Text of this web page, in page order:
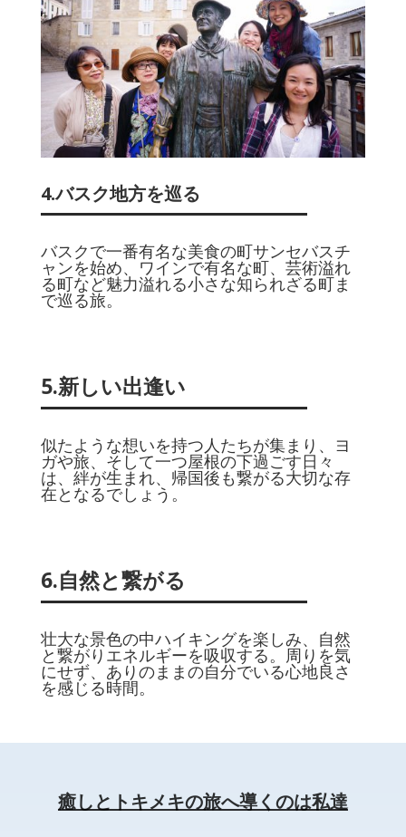
4.バスク地方を巡る
バスクで一番有名な美食の町サンセバスチ
ャンを始め、ワインで有名な町、芸術溢れ
る町など魅力溢れる小さな知られざる町ま
で巡る旅。
5.新しい出逢い
似たような想いを持つ人たちが集まり、ヨ
ガや旅、そして一つ屋根の下過ごす日々
は、絆が生まれ、帰国後も繋がる大切な存
在となるでしょう。
6.自然と繋がる
壮大な景色の中ハイキングを楽しみ、自然
と繋がりエネルギーを吸収する。周りを気
にせず、ありのままの自分でいる心地良さ
を感じる時間。
癒しとトキメキの旅へ導くのは私達